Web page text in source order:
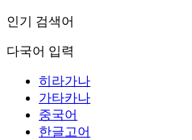
인기 검색어
다국어 입력
히라가나
가타카나
중국어
한글고어